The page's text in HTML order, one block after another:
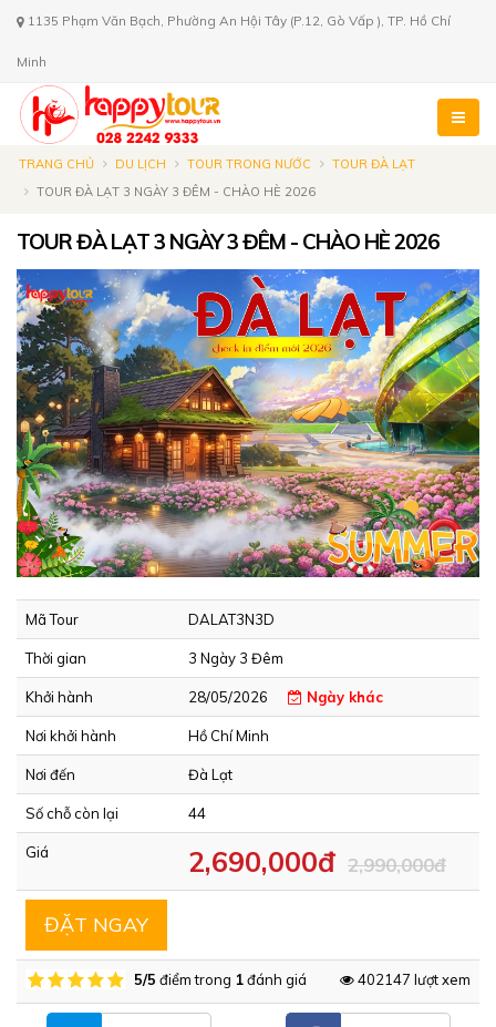
1135 Phạm Văn Bạch, Phường An Hội Tây (P.12, Gò Vấp ), TP. Hồ Chí
Minh
TRANG CHỦ DU LỊCH TOUR TRONG NƯỚC
TOUR ĐÀ LẠT
TOUR ĐÀ LẠT 3 NGÀY 3 ĐÊM - CHÀO HÈ 2026
TOUR ĐÀ LẠT 3 NGÀY 3 ĐÊM - CHÀO HÈ 2026
Mã Tour DALAT3N3D
Thời gian 3 Ngày 3 Đêm
Khởi hành 28/05/2026 Ngày khác
Nơi khởi hành Hồ Chí Minh
Nơi đến Đà Lạt
Số chỗ còn lại 44
Giá 2,690,000đ 2,990,000đ
ĐẶT NGAY
5/5 điểm trong 1đánh giá 402147 lượt xem